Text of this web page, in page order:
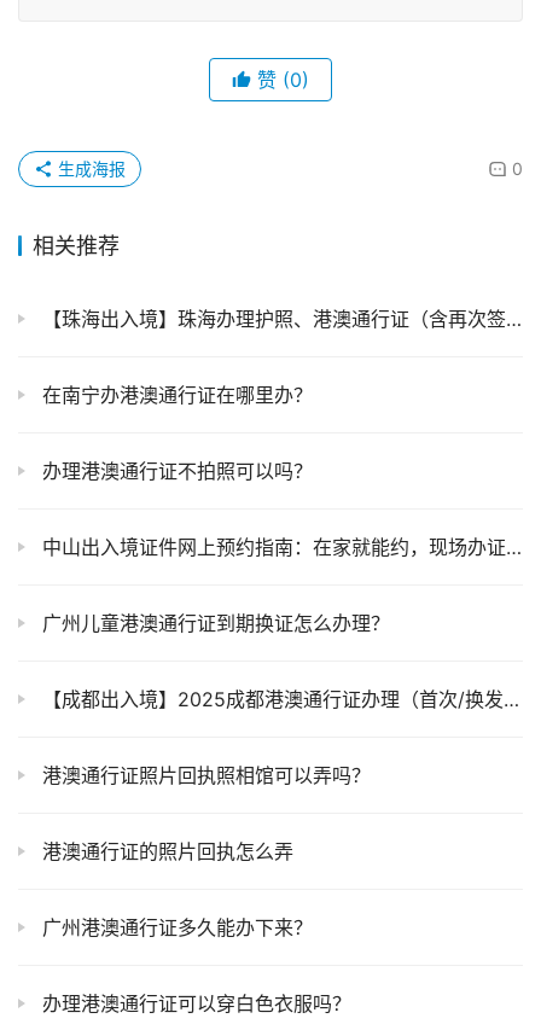
赞 (0)
0
生成海报
相关推荐
【珠海出入境】珠海办理护照、港澳通行证（含再次签注）完全指南：材料、流程、地点详解
在南宁办港澳通行证在哪里办？
办理港澳通行证不拍照可以吗？
中山出入境证件网上预约指南：在家就能约，现场办证不排队！
广州儿童港澳通行证到期换证怎么办理？
【成都出入境】2025成都港澳通行证办理（首次/换发/补发/续签攻略）异地本地户籍都适用！
港澳通行证照片回执照相馆可以弄吗？
港澳通行证的照片回执怎么弄
广州港澳通行证多久能办下来？
办理港澳通行证可以穿白色衣服吗？